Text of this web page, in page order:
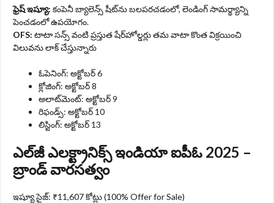
ఫ్రెష్ ఇష్యూ: కంపెనీ బ్యాలెన్స్ షీట్‌ను బలపరచడంలో, లెండింగ్ సామర్థ్యాన్ని
పెంచడంలో ఉపయోగం.
OFS: టాటా సన్స్ వంటి ప్రస్తుత షేర్‌హోల్డర్లు తమ వాటా కొంత విక్రయించి
విలువను లాక్ చేస్తున్నారు
ఓపెనింగ్: అక్టోబర్ 6
క్లోజింగ్: అక్టోబర్ 8
అలాట్‌మెంట్: అక్టోబర్ 9
రిఫండ్స్: అక్టోబర్ 10
లిస్టింగ్: అక్టోబర్ 13
ఎల్‌జీ ఎలక్ట్రానిక్స్ ఇండియా ఐపీఓ 2025 –
బ్రాండ్ వారసత్వం
ఇష్యూ సైజ్: ₹11,607 కోట్లు (100% Offer for Sale)